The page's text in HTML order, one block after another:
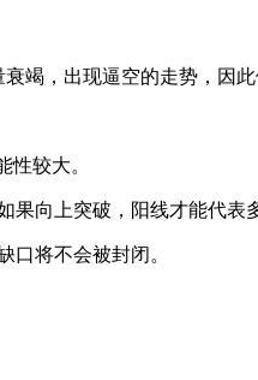
，出现逼空的走势，因此
较大。
上突破，阳线才能代表多
将不会被封闭。